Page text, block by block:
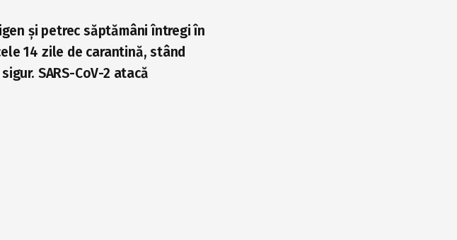
și petrec săptămâni întregi în
14 zile de carantină, stând
SARS-CoV-2 atacă